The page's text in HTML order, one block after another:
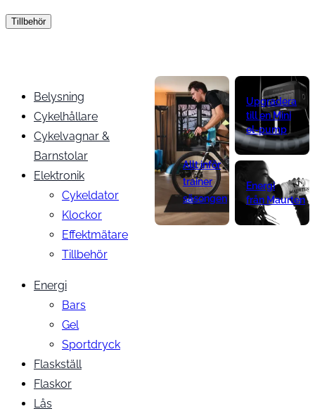
Tillbehör
Belysning
Cykelhållare
Cykelvagnar &
Barnstolar
Elektronik
Cykeldator
Klockor
Effektmätare
Tillbehör
Energi
Bars
Gel
Sportdryck
Flaskställ
Flaskor
Lås
Allt inför
trainer
säsongen
Upgradera
till en Mini
el-pump
Energi
från Maurten